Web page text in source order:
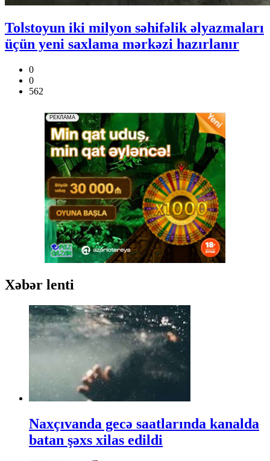
Tolstoyun iki milyon səhifəlik əlyazmaları
üçün yeni saxlama mərkəzi hazırlanır
0
0
562
Xəbər lenti
Naxçıvanda gecə saatlarında kanalda
batan şəxs xilas edildi